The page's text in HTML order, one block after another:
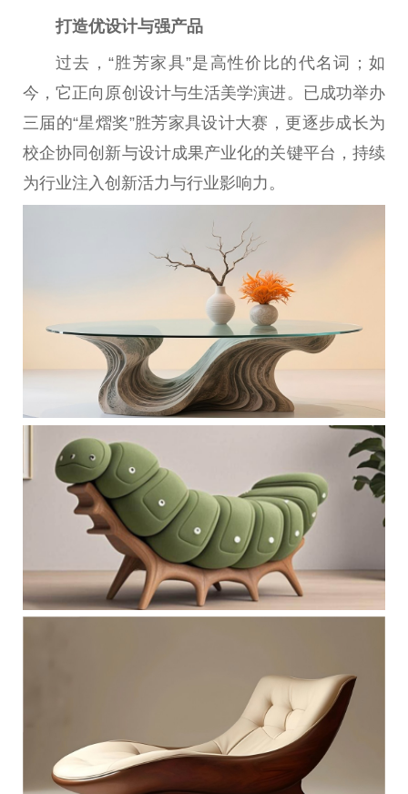
打造优设计与强产品
过去，“胜芳家具”是高性价比的代名词；如
今，它正向原创设计与生活美学演进。已成功举办
三届的“星熠奖”胜芳家具设计大赛，更逐步成长为
校企协同创新与设计成果产业化的关键平台，持续
为行业注入创新活力与行业影响力。